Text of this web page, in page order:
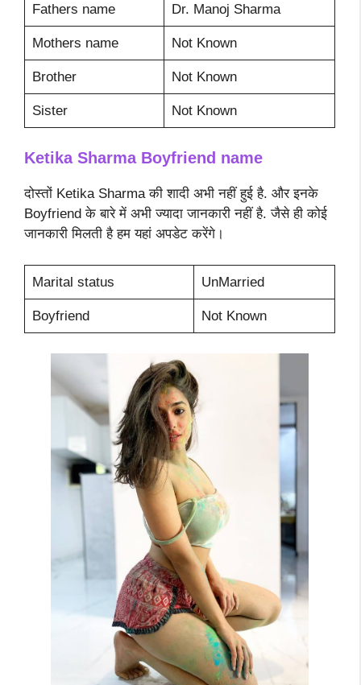
Fathers name Dr. Manoj Sharma
Mothers name Not Known
Brother Not Known
Sister Not Known
Ketika Sharma Boyfriend name
दोस्तों Ketika Sharma की शादी अभी नहीं हुई है. और इनके
Boyfriend के बारे में अभी ज्यादा जानकारी नहीं है. जैसे ही कोई
जानकारी मिलती है हम यहां अपडेट करेंगे।
Marital status UnMarried
Boyfriend Not Known